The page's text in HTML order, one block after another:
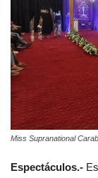
Miss Supranational
Espectáculos.-